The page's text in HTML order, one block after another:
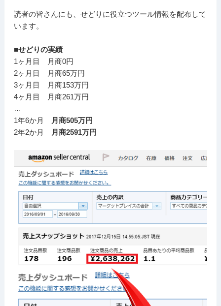
読者の皆さんにも、せどりに役立つツール情報を配布して
います。
■せどりの実績
1ヶ月目 月商0円
2ヶ月目 月商65万円
3ヶ月目 月商153万円
4ヶ月目 月商261万円
…
1年6か月
月商505万円
2年2か月
月商2591万円